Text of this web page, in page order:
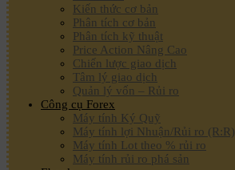
Kiến thức cơ bản
Phân tích cơ bản
Phân tích kỹ thuật
Price Action Nâng Cao
Chiến lược giao dịch
Tâm lý giao dịch
Quản lý vốn – Rủi ro
Công cụ Forex
Máy tính Ký Quỹ
Máy tính lợi Nhuận/Rủi ro (R:R)
Máy tính Lot theo % rủi ro
Máy tính rủi ro phá sản